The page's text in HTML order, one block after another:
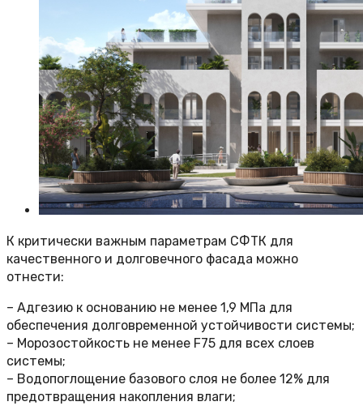
К критически важным параметрам СФТК для
качественного и долговечного фасада можно
отнести:
– Адгезию к основанию не менее 1,9 МПа для
обеспечения долговременной устойчивости системы;
– Морозостойкость не менее F75 для всех слоев
системы;
– Водопоглощение базового слоя не более 12% для
предотвращения накопления влаги;